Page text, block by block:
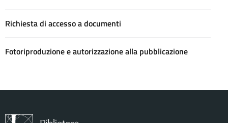
Richiesta di accesso a documenti
Fotoriproduzione e autorizzazione alla pubblicazione